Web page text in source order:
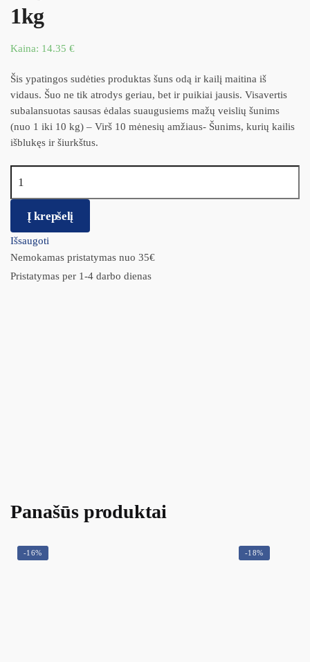
1kg
Kaina: 14.35 €
Šis ypatingos sudėties produktas šuns odą ir kailį maitina iš
vidaus. Šuo ne tik atrodys geriau, bet ir puikiai jausis. Visavertis
subalansuotas sausas ėdalas suaugusiems mažų veislių šunims
(nuo 1 iki 10 kg) – Virš 10 mėnesių amžiaus- Šunims, kurių kailis
išblukęs ir šiurkštus.
Į krepšelį
Išsaugoti
Nemokamas pristatymas nuo 35€
Pristatymas per 1-4 darbo dienas
Panašūs produktai
-16% -18%